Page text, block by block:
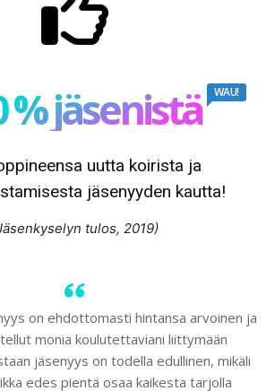
% jäsenistä WAU!
uutta koirista ja
jäsenyyden kautta!
tulos, 2019)
on ehdottomasti hintansa arvoinen ja
monia koulutettaviani liittymään
jäsenyys on todella edullinen, mikäli
edes pientä osaa kaikesta tarjolla